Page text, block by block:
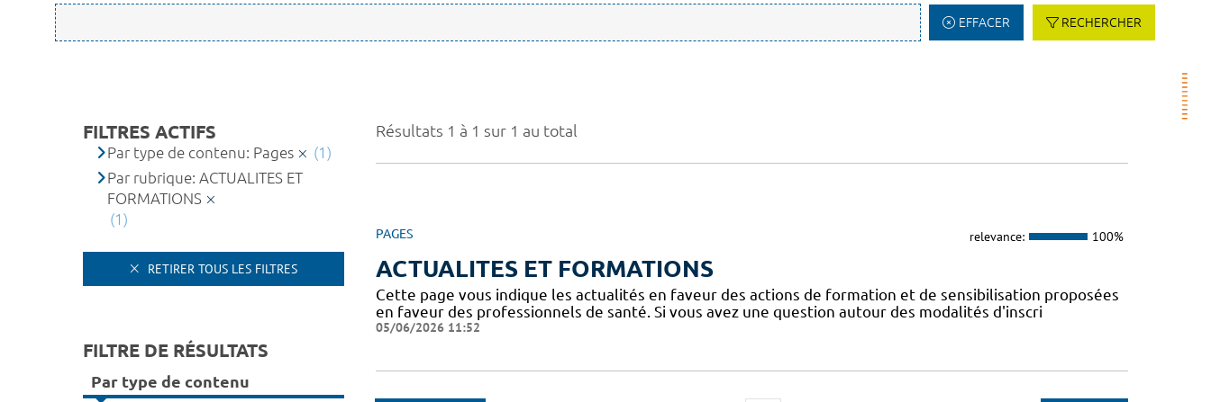
EFFACER RECHERCHER
Résultats 1 à 1 sur 1 au total
PAGES relevance: 100%
ACTUALITES ET FORMATIONS
Cette page vous indique les actualités en faveur des actions de formation et de sensibilisation proposées
en faveur des professionnels de santé. Si vous avez une question autour des modalités d'inscri
05/06/2026 11:52
FILTRES ACTIFS
Par type de contenu: Pages
(1)
Par rubrique: ACTUALITES ET
FORMATIONS
(1)
RETIRER TOUS LES FILTRES
FILTRE DE RÉSULTATS
Par type de contenu